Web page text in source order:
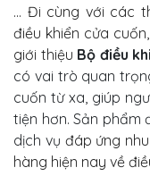
… Đi cùng với các
điều khiển cửa
giới thiệu Bộ điều
có vai trò quan
cuốn từ xa, giúp
tiện hơn. Sản phẩm
dịch vụ đáp ứng
hàng hiện nay về